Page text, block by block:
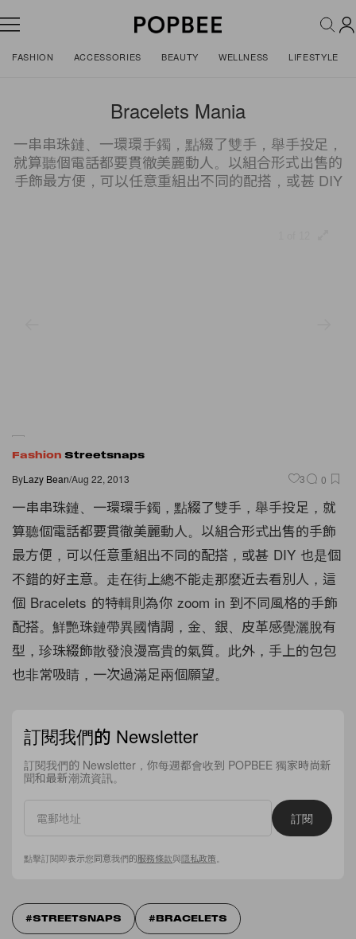
FASHION ACCESSORIES BEAUTY WELLNESS LIFESTYLE
Bracelets Mania
一串串珠鏈、一環環手鐲，點綴了雙手，舉手投足，
就算聽個電話都要貫徹美麗動人。以組合形式出售的
手飾最方便，可以任意重組出不同的配搭，或甚 DIY
Fashion Streetsnaps
ByLazy Bean/Aug 22, 2013 3 0
一串串珠鏈、一環環手鐲，點綴了雙手，舉手投足，就
算聽個電話都要貫徹美麗動人。以組合形式出售的手飾
最方便，可以任意重組出不同的配搭，或甚 DIY 也是個
不錯的好主意。走在街上總不能走那麼近去看別人，這
個 Bracelets 的特輯則為你 zoom in 到不同風格的手飾
配搭。鮮艷珠鏈帶異國情調，金、銀、皮革感覺灑脫有
型，珍珠綴飾散發浪漫高貴的氣質。此外，手上的包包
也非常吸睛，一次過滿足兩個願望。
訂閱我們的 Newsletter
訂閱我們的 Newsletter，你每週都會收到 POPBEE 獨家時尚新
聞和最新潮流資訊。
訂閱
點擊訂閱即表示您同意我們的服務條款與隱私政策
STREETSNAPS BRACELETS